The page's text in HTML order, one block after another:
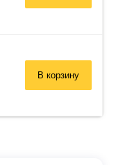
В корзину